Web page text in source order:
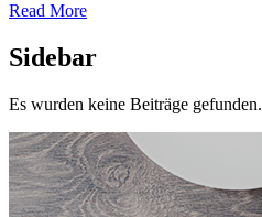
Read More
Sidebar
Es wurden keine Beiträge gefunden.